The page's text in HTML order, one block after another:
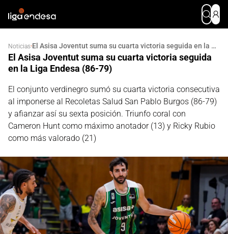
Noticias· El Asisa Joventut suma su cuarta victoria seguida en la Liga Endesa (86-79)
El Asisa Joventut suma su cuarta victoria seguida
en la Liga Endesa (86-79)
El conjunto verdinegro sumó su cuarta victoria consecutiva
al imponerse al Recoletas Salud San Pablo Burgos (86-79)
y afianzar así su sexta posición. Triunfo coral con
Cameron Hunt como máximo anotador (13) y Ricky Rubio
como más valorado (21)